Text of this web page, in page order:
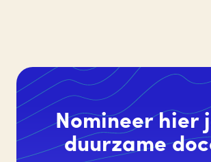
Nomineer hier
duurzame